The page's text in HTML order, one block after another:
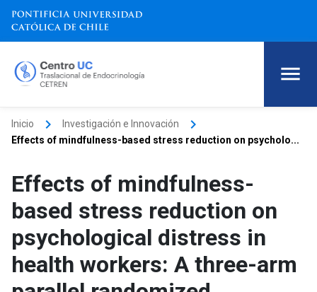
Inicio keyboard_arrow_right Investigación e Innovación keyboard_arrow_right
Effects of mindfulness-based stress reduction on psycholo...
Effects of mindfulness-
based stress reduction on
psychological distress in
health workers: A three-arm